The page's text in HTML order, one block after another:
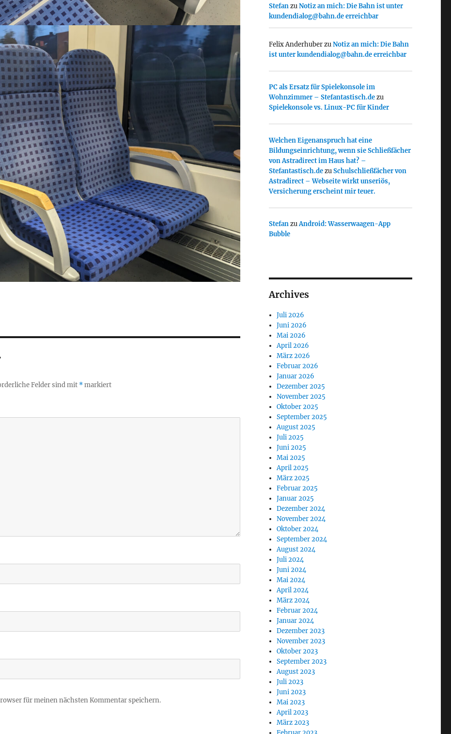
Felder sind mit *markiert
für meinen nächsten Kommentar speichern.
StefanzuNotiz an mich: Die Bahn ist unter
kundendialog@bahn.de erreichbar
Felix AnderhuberzuNotiz an mich: Die Bahn
ist unter kundendialog@bahn.de erreichbar
PC als Ersatz für Spielekonsole im
Wohnzimmer – Stefantastisch.dezu
Spielekonsole vs. Linux-PC für Kinder
Welchen Eigenanspruch hat eine
Bildungseinrichtung, wenn sie Schließfächer
von Astradirect im Haus hat? –
Stefantastisch.dezuSchulschließfächer von
Astradirect – Webseite wirkt unseriös,
Versicherung erscheint mir teuer.
StefanzuAndroid: Wasserwaagen-App
Bubble
Archives
Juli 2026
Juni 2026
Mai 2026
April 2026
März 2026
Februar 2026
Januar 2026
Dezember 2025
November 2025
Oktober 2025
September 2025
August 2025
Juli 2025
Juni 2025
Mai 2025
April 2025
März 2025
Februar 2025
Januar 2025
Dezember 2024
November 2024
Oktober 2024
September 2024
August 2024
Juli 2024
Juni 2024
Mai 2024
April 2024
März 2024
Februar 2024
Januar 2024
Dezember 2023
November 2023
Oktober 2023
September 2023
August 2023
Juli 2023
Juni 2023
Mai 2023
April 2023
März 2023